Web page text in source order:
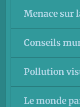
Menace sur
Conseils
Pollution
Le monde